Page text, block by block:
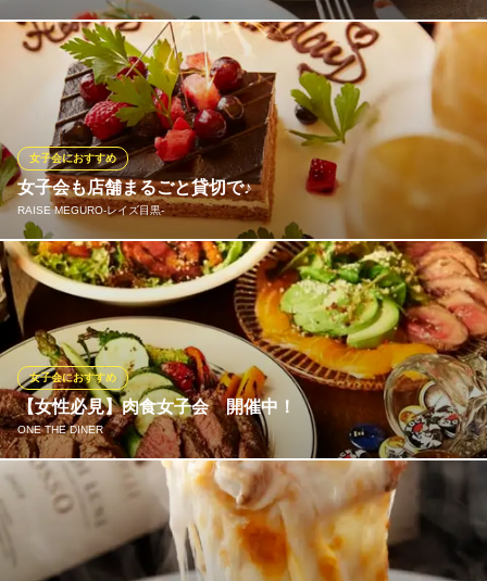
当店自慢のピッツァやパスタは、フレッシュハーブやイタリア産
オリーブオイルを使用しています。『パルミジャーノレッジャー
ノチーズのカルボナーラ』は、目の前で香りのよいイタリア産パ
ルミジャーノチーズを削って仕上げます。パルマ産プロシュート
は切りたてをご提供。食材そのものの美味しさをお楽しみくださ
い。
TO THE HERBS 目黒店
石窯ピザと自家製パスタ
ＪＲ目黒駅 徒歩1分
東京都品川区上大崎3-1-1 アトレ目黒2F
女子会も店舗まるごと貸切で♪
RAISE MEGURO‐レイズ目黒‐
女子会におすすめ
女子会プランも店舗まるごと貸切で叶います♪誕生日や記念日、お
祝いのシーンに是非当店をご利用下さい！
RAISE MEGURO‐レイズ目黒‐
目黒貸切パーティー
ＪＲ目黒駅 徒歩3分
東京都品川区上大崎2-17-5 デルダンビル2F
【女性必見】肉食女子会 開催中！
ONE THE DINER
女子会におすすめ
肉食女子の皆様お待たせ致しました。 【平日2組 18～20時限定】
全7品なんと3,800円!!（税込） ONE THE DINER自慢の肉料理
があなたをお待ちしております。肉を欲しているそこのあなた是
非ご来店お待ちしております☆